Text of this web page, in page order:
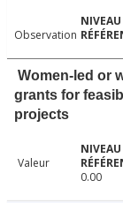
Observation
Women-led or
grants for
projects
Valeur
0.00